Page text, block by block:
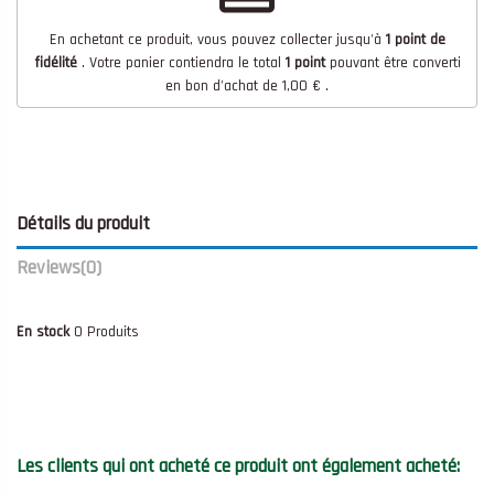
En achetant ce produit, vous pouvez collecter jusqu'à 1point de
fidélité. Votre panier contiendra le total 1pointpouvant être converti
en bon d'achat de 1,00 € .
Détails du produit
Reviews(0)
En stock 0 Produits
Les clients qui ont acheté ce produit ont également acheté: